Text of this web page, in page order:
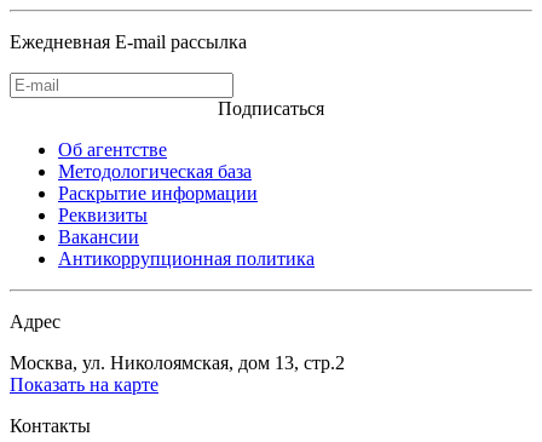
Ежедневная E-mail рассылка
Подписаться
Об агентстве
Методологическая база
Раскрытие информации
Реквизиты
Вакансии
Антикоррупционная политика
Адрес
Москва, ул. Николоямская, дом 13, стр.2
Показать на карте
Контакты